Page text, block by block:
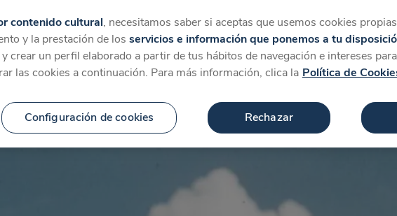
Temáticas Categorías Favoritos Más
contenido cultural, necesitamos saber si aceptas que usemos cookies
y la prestación de los servicios e información que ponemos a tu
y crear un perfil elaborado a partir de tus hábitos de navegación e intereses
las cookies a continuación. Para más información, clica la Política de
Configuración de cookies Rechazar